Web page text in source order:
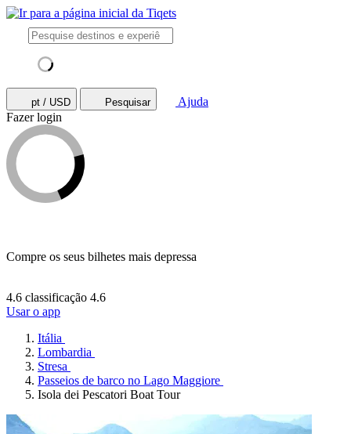
pt / USD Pesquisar
Ajuda
Fazer login
Compre os seus bilhetes mais depressa
4.6 classificação 4.6
Usar o app
Itália
Lombardia
Stresa
Passeios de barco no Lago Maggiore
Isola dei Pescatori Boat Tour